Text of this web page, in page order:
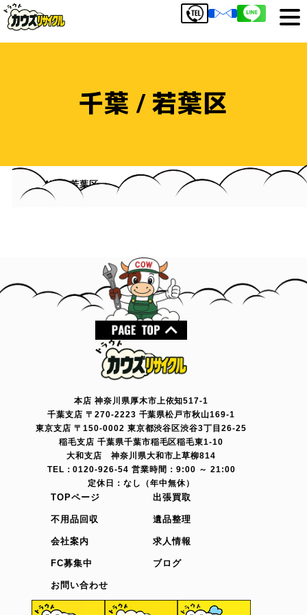
千葉 / 若葉区
HOME 若葉区
本店 神奈川県厚木市上依知517-1
千葉支店 〒270-2223 千葉県松戸市秋山169-1
東京支店 〒150-0002 東京都渋谷区渋谷3丁目26-25
稲毛支店 千葉県千葉市稲毛区稲毛東1-10
大和支店 神奈川県大和市上草柳814
TEL：0120-926-54 営業時間：9:00 ～ 21:00
定休日：なし（年中無休）
TOPページ 出張買取
不用品回収 遺品整理
会社案内 求人情報
FC募集中 ブログ
お問い合わせ